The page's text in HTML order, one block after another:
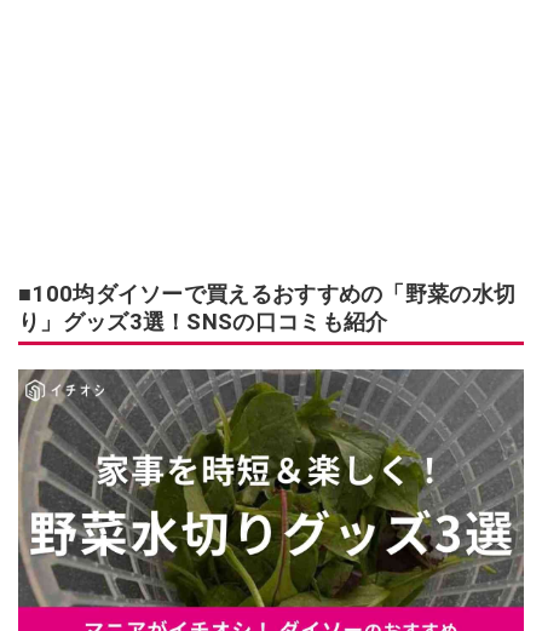
■100均ダイソーで買えるおすすめの「野菜の水切
り」グッズ3選！SNSの口コミも紹介